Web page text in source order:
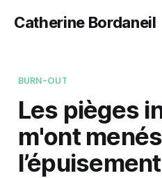
Catherine Bordaneil
BURN-OUT
Les pièges
m'ont
l’épuisement